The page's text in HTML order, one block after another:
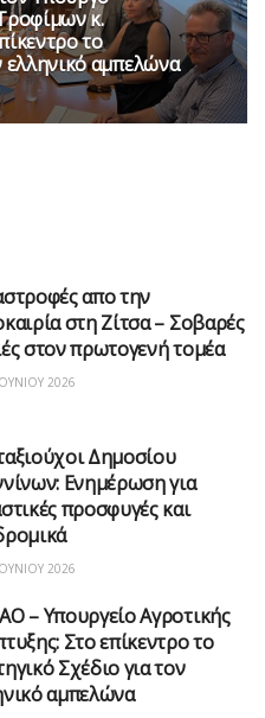
κ.
το
ελληνικό αμπελώνα
απο την
στη Ζίτσα – Σοβαρές
στον πρωτογενή τομέα
2026
Δημοσίου
Ενημέρωση για
προσφυγές και
2026
– Υπουργείο Αγροτικής
Στο επίκεντρο το
Σχέδιο για τον
αμπελώνα